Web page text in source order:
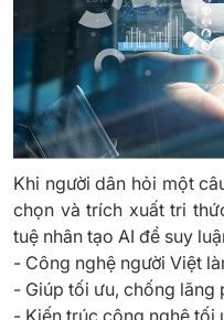
Khi người dân hỏi một
chọn và trích xuất tri
tuệ nhân tạo AI để suy
- Công nghệ người Việt
- Giúp tối ưu, chống lãng